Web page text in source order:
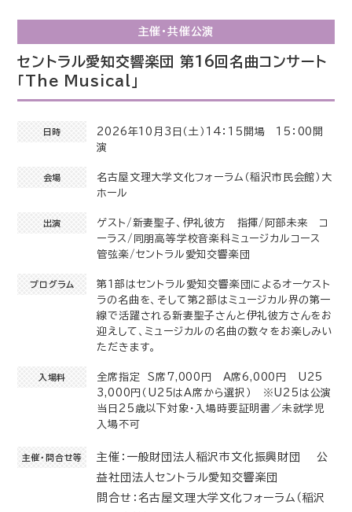
主催・共催公演
セントラル愛知交響楽団 第16回名曲コンサート
「The Musical」
日時
2026年10月3日（土）14：15開場 15：00開
演
会場
名古屋文理大学文化フォーラム（稲沢市民会館）大
ホール
出演
ゲスト/新妻聖子、伊礼彼方 指揮/阿部未来 コ
ーラス/同朋高等学校音楽科ミュージカルコース
管弦楽/セントラル愛知交響楽団
プログラム
第１部はセントラル愛知交響楽団によるオーケスト
ラの名曲を、そして第２部はミュージカル界の第一
線で活躍される新妻聖子さんと伊礼彼方さんをお
迎えして、ミュージカルの名曲の数々をお楽しみい
ただきます。
入場料
全席指定 S席7,000円 A席6,000円 U25
3,000円（U25はA席から選択） ※U25は公演
当日25歳以下対象・入場時要証明書／未就学児
入場不可
主催・問合せ等
主催：一般財団法人稲沢市文化振興財団 公
益社団法人セントラル愛知交響楽団
問合せ：名古屋文理大学文化フォーラム（稲沢